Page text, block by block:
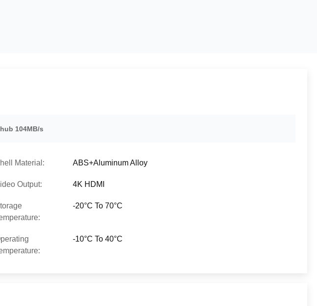
104MB/s
Material: ABS+Aluminum Alloy
Output: 4K HDMI
-20°C To 70°C
-10°C To 40°C